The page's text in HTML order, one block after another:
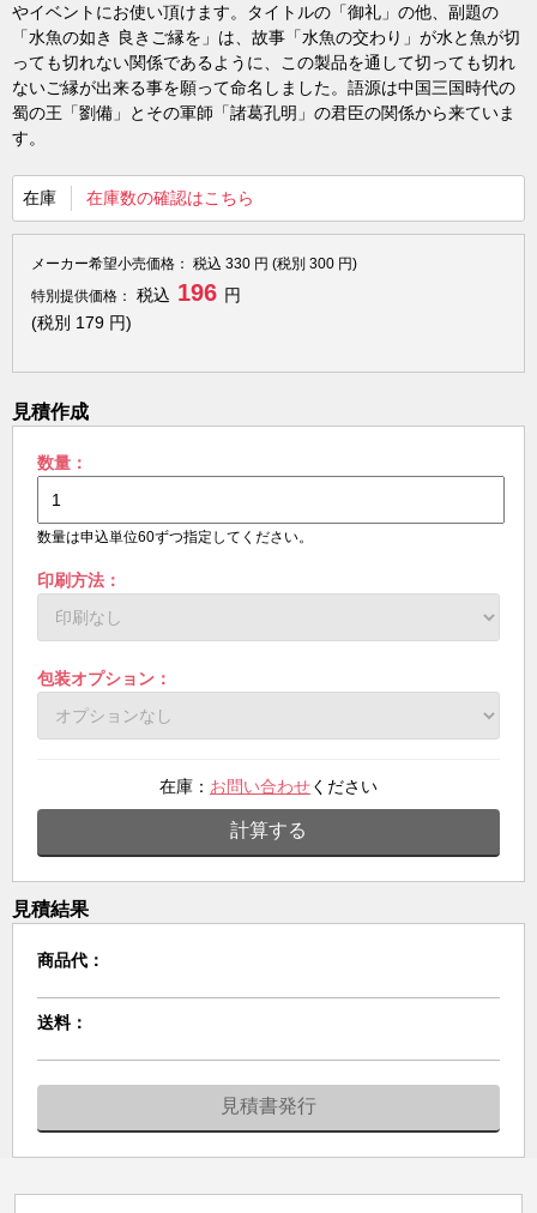
やイベントにお使い頂けます。タイトルの「御礼」の他、副題の
「水魚の如き 良きご縁を」は、故事「水魚の交わり」が水と魚が切
っても切れない関係であるように、この製品を通して切っても切れ
ないご縁が出来る事を願って命名しました。語源は中国三国時代の
蜀の王「劉備」とその軍師「諸葛孔明」の君臣の関係から来ていま
す。
在庫 在庫数の確認はこちら
メーカー希望小売価格： 税込 330 円 (税別 300 円)
特別提供価格：
税込 196 円
(税別 179 円)
見積作成
数量：
数量は申込単位60ずつ指定してください。
印刷方法：
包装オプション：
在庫： お問い合わせください
計算する
見積結果
商品代：
送料：
見積書発行